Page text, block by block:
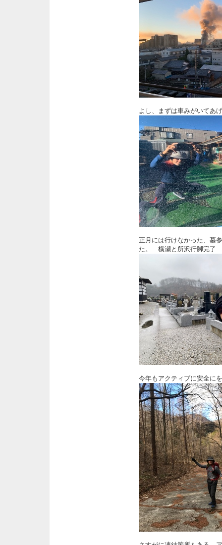
よし、まずは車みがいてあ
正月には行けなかった、墓
た。 横瀬と所沢行脚完了
今年もアクティブに安全に